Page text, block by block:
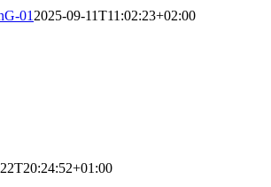
01 2025-09-11T11:02:23+02:00